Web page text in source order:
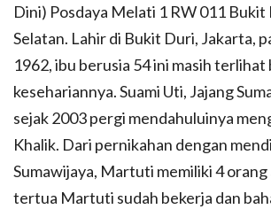
Dini) Posdaya Melati 1 RW 011 Bukit
Selatan. Lahir di Bukit Duri, Jakarta,
1962, ibu berusia 54 ini masih terlihat
kesehariannya. Suami Uti, Jajang
sejak 2003 pergi mendahuluinya
Khalik. Dari pernikahan dengan
Sumawijaya, Martuti memiliki 4 orang
tertua Martuti sudah bekerja dan